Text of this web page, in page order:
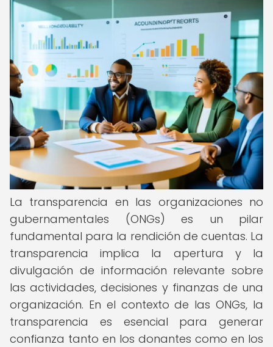
La transparencia en las organizaciones no
gubernamentales (ONGs) es un pilar
fundamental para la rendición de cuentas. La
transparencia implica la apertura y la
divulgación de información relevante sobre
las actividades, decisiones y finanzas de una
organización. En el contexto de las ONGs, la
transparencia es esencial para generar
confianza tanto en los donantes como en los